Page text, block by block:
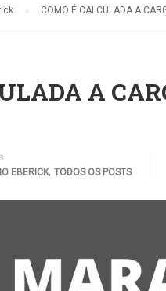
COMO É CALCULADA A
A
EBERICK, TODOS OS POSTS